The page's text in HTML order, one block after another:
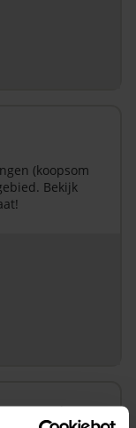
(koopsom
Bekijk